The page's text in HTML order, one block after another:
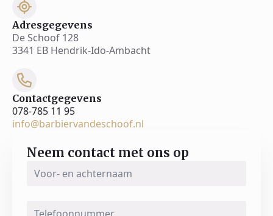
Adresgegevens
De Schoof 128
3341 EB Hendrik-Ido-Ambacht
Contactgegevens
078-785 11 95
info@barbiervandeschoof.nl
Neem contact met ons op
en